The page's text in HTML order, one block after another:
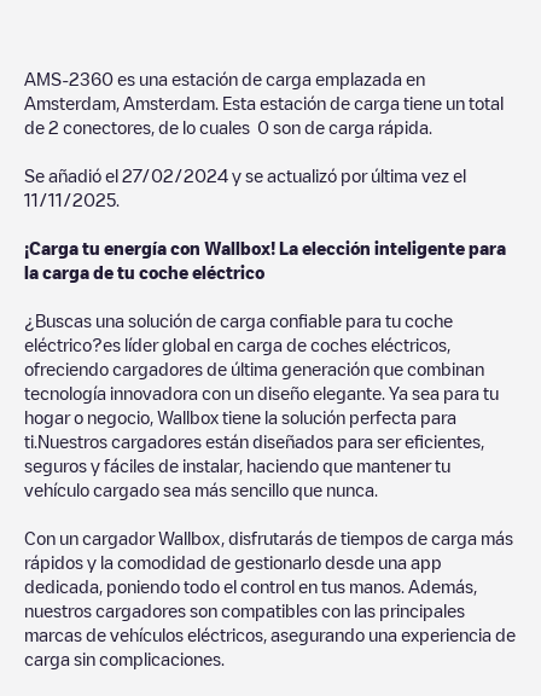
AMS-2360 es una estación de carga emplazada en
Amsterdam Amsterdam . Esta estación de carga tiene un total
de 2 conectores, de lo cuales 0 son de carga rápida.
Se añadió el 27/02/2024 y se actualizó por última vez el
11/11/2025
¡Carga tu energía con Wallbox! La elección inteligente para
la carga de tu coche eléctrico
¿Buscas una solución de carga confiable para tu coche
eléctrico?es líder global en carga de coches eléctricos,
ofreciendo cargadores de última generación que combinan
tecnología innovadora con un diseño elegante. Ya sea para tu
hogar o negocio, Wallbox tiene la solución perfecta para
ti.Nuestros cargadores están diseñados para ser eficientes,
seguros y fáciles de instalar, haciendo que mantener tu
vehículo cargado sea más sencillo que nunca.
Con un cargador Wallbox, disfrutarás de tiempos de carga más
rápidos y la comodidad de gestionarlo desde una app
dedicada, poniendo todo el control en tus manos. Además,
nuestros cargadores son compatibles con las principales
marcas de vehículos eléctricos, asegurando una experiencia de
carga sin complicaciones.